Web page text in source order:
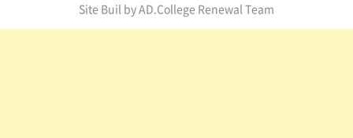
Site Buil by AD.College Renewal Team